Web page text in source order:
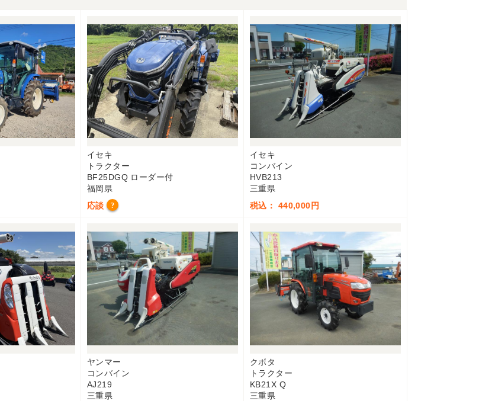
イセキ
トラクター
BF25DGQ ローダー付
福岡県
応談
?
イセキ
コンバイン
HVB213
三重県
税込： 440,000円
ヤンマー
コンバイン
AJ219
三重県
クボタ
トラクター
KB21X Q
三重県